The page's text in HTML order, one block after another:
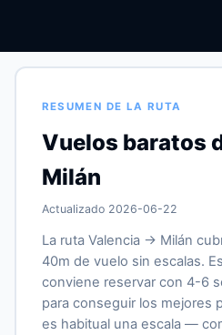
RESUMEN DE LA RUTA
Vuelos baratos
Milán
Actualizado 2026-06-22
La ruta Valencia → Milán
40m de vuelo sin escalas.
conviene reservar con 4-6
para conseguir los mejores
es habitual una escala —